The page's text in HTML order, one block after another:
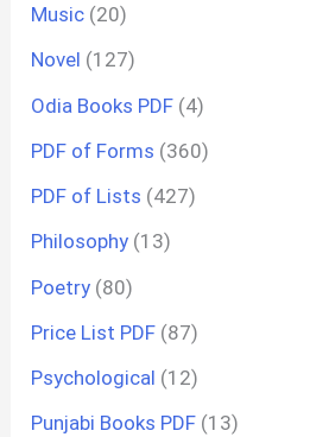
Music (20)
Novel (127)
Odia Books PDF (4)
PDF of Forms (360)
PDF of Lists (427)
Philosophy (13)
Poetry (80)
Price List PDF (87)
Psychological (12)
Punjabi Books PDF (13)